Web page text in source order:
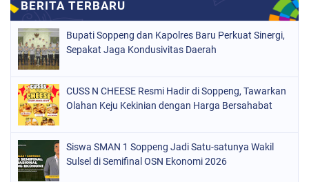
NASIONAL (1021)
ORGANISASI
PERISTIWA
POLITIK (220)
POLRI
SOPPENG (1887)
SULSEL
Bupati Soppeng dan Kapolres Baru Perkuat Sinergi,
Sepakat Jaga Kondusivitas Daerah
CUSS N CHEESE Resmi Hadir di Soppeng, Tawarkan
Olahan Keju Kekinian dengan Harga Bersahabat
Siswa SMAN 1 Soppeng Jadi Satu-satunya Wakil
Sulsel di Semifinal OSN Ekonomi 2026